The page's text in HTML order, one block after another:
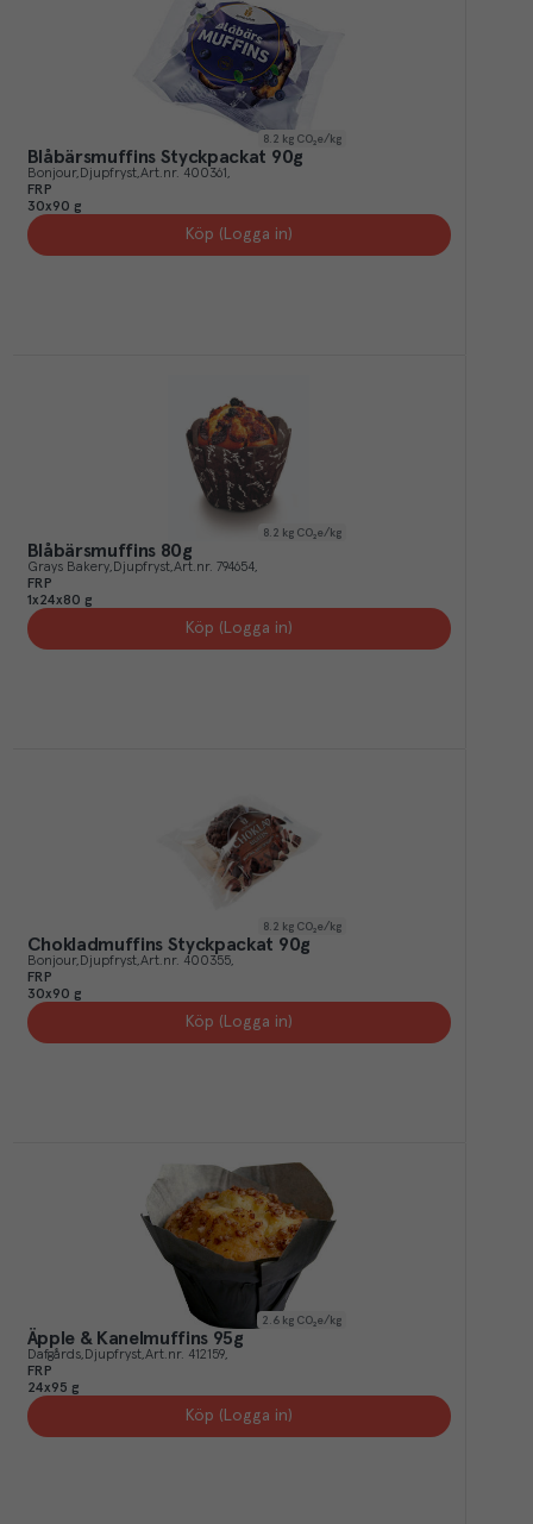
8.2 kg CO₂e/kg
Blåbärsmuffins Styckpackat 90g
Bonjour Djupfryst Art.nr. 400361
FRP
30x90 g
Köp (Logga in)
8.2 kg CO₂e/kg
Blåbärsmuffins 80g
Grays Bakery Djupfryst Art.nr. 794654
FRP
1x24x80 g
Köp (Logga in)
8.2 kg CO₂e/kg
Chokladmuffins Styckpackat 90g
Bonjour Djupfryst Art.nr. 400355
FRP
30x90 g
Köp (Logga in)
2.6 kg CO₂e/kg
Äpple & Kanelmuffins 95g
Dafgårds Djupfryst Art.nr. 412159
FRP
24x95 g
Köp (Logga in)